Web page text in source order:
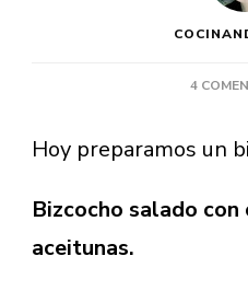
4
Hoy preparamos un
Bizcocho salado
aceitunas.